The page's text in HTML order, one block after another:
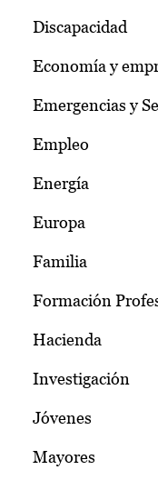
Discapacidad
Economía y
Emergencias y
Empleo
Energía
Europa
Familia
Formación
Hacienda
Investigación
Jóvenes
Mayores